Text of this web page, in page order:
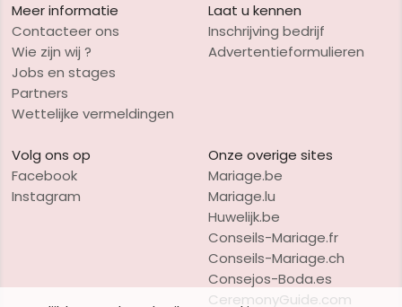
Meer informatie
Contacteer ons
Wie zijn wij ?
Jobs en stages
Partners
Wettelijke vermeldingen
Laat u kennen
Inschrijving bedrijf
Advertentieformulieren
Volg ons op
Facebook
Instagram
Onze overige sites
Mariage.be
Mariage.lu
Huwelijk.be
Conseils-Mariage.fr
Conseils-Mariage.ch
Consejos-Boda.es
CeremonyGuide.com